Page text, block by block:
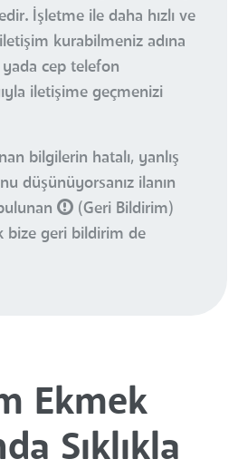
İşletme ile daha hızlı ve
kurabilmeniz adına
cep telefon
iletişime geçmenizi
bilgilerin hatalı, yanlış
düşünüyorsanız ilanın
(Geri Bildirim)
bize geri bildirim de
Ekmek
Sıklıkla